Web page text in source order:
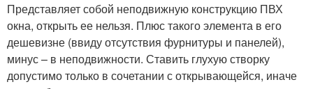
Представляет собой неподвижную конструкцию ПВХ
окна, открыть ее нельзя. Плюс такого элемента в его
дешевизне (ввиду отсутствия фурнитуры и панелей),
минус – в неподвижности. Ставить глухую створку
допустимо только в сочетании с открывающейся, иначе